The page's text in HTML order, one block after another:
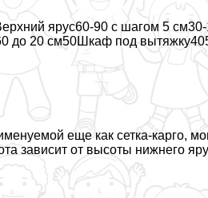
ярус60-90 с шагом 5 см30-
до 20 см50Шкаф под
еще как сетка-карго,
зависит от высоты нижнего